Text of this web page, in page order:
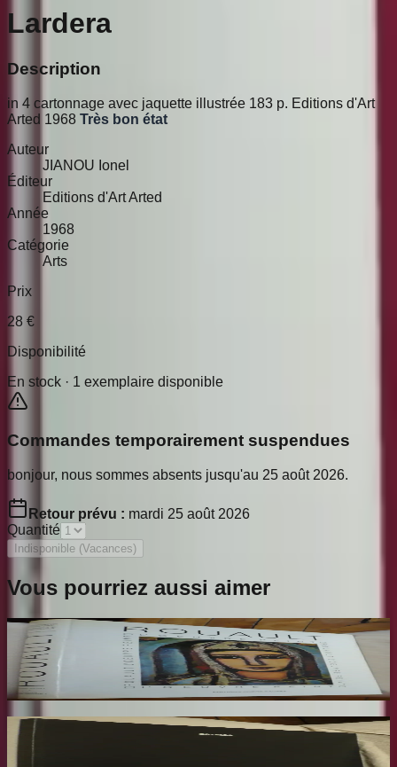
Lardera
Description
in 4 cartonnage avec jaquette illustrée 183 p. Editions d'Art
Arted 1968 Très bon état
Auteur
JIANOU Ionel
Éditeur
Editions d'Art Arted
Année
1968
Catégorie
Arts
Prix
28 €
Disponibilité
En stock · 1 exemplaire disponible
Commandes temporairement suspendues
bonjour, nous sommes absents jusqu'au 25 août 2026.
Retour prévu : mardi 25 août 2026
Quantité
Indisponible (Vacances)
Vous pourriez aussi aimer
Rouault. L'Oeuvre Peint. Volume 2
ROUAULT Isabelle
170€
Rotella. Dal Decollage alla Nuova Immagine
RESTANY Pierre